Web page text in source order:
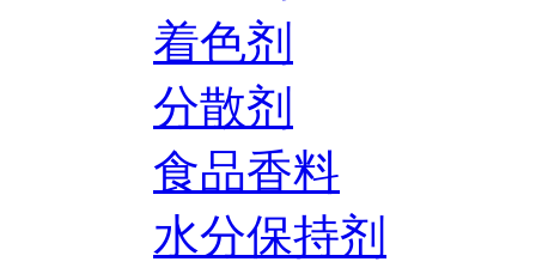
着色剂
分散剂
食品香料
水分保持剂